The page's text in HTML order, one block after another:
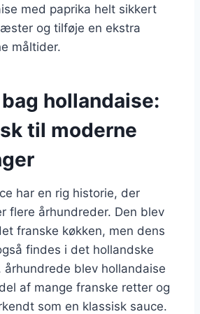
med paprika helt sikkert
og tilføje en ekstra
måltider.
hollandaise:
til moderne
har en rig historie, der
flere århundreder. Den blev
franske køkken, men dens
findes i det hollandske
århundrede blev hollandaise
af mange franske retter og
som en klassisk sauce.